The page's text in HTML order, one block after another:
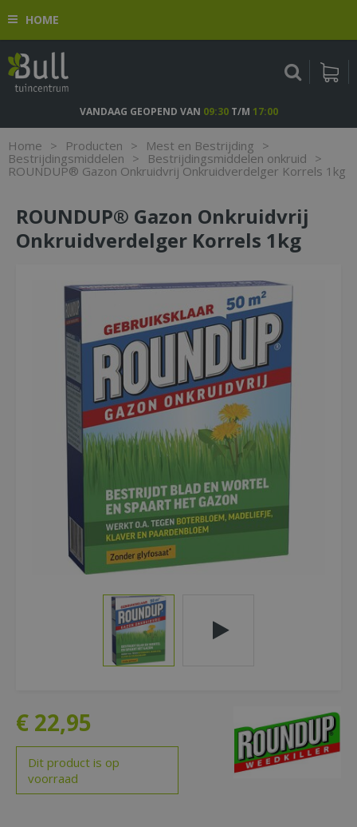
n
o
HOME
Home > Producten > Mest en Bestrijding >
Bestrijdingsmiddelen > Bestrijdingsmiddelen onkruid >
ROUNDUP® Gazon Onkruidvrij Onkruidverdelger Korrels 1kg
VANDAAG GEOPEND VAN 09:30T/M 17:00
ROUNDUP® Gazon Onkruidvrij
Onkruidverdelger Korrels 1kg
€ 22,95
Dit product is op
voorraad